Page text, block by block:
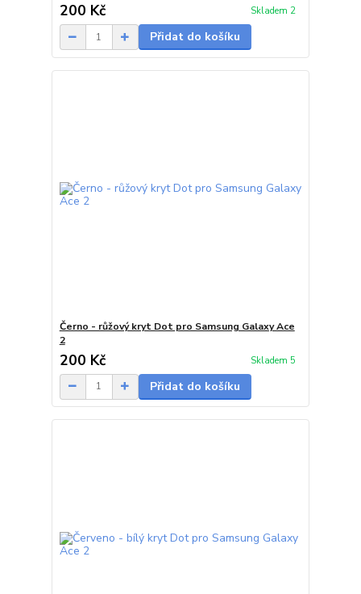
200 Kč Skladem 2
Přidat do košíku
Černo - růžový kryt Dot pro Samsung Galaxy Ace
2
200 Kč Skladem 5
Přidat do košíku